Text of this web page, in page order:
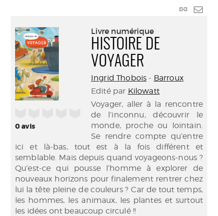
Lien
0avis
Livre numérique
HISTOIRE DE
VOYAGER
Ingrid Thobois - Barroux
Edité par Kilowatt
Voyager, aller à la rencontre
de l’inconnu, découvrir le
monde, proche ou lointain.
Se rendre compte qu’entre
ici et là-bas, tout est à la fois différent et
semblable. Mais depuis quand voyageons-nous ?
Qu’est-ce qui pousse l’homme à explorer de
nouveaux horizons pour finalement rentrer chez
lui la tête pleine de couleurs ? Car de tout temps,
les hommes, les animaux, les plantes et surtout
les idées ont beaucoup circulé !!